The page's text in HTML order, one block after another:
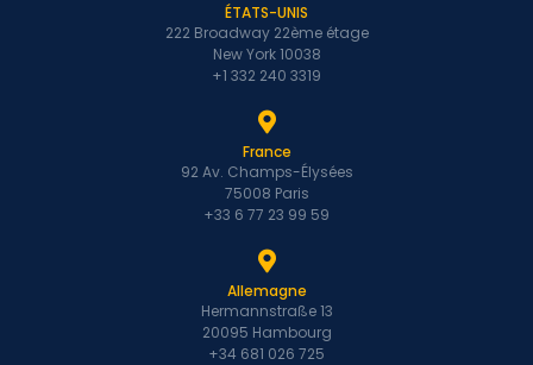
ÉTATS-UNIS
222 Broadway 22ème étage
New York 10038
+1 332 240 3319
France
92 Av. Champs-Élysées
75008 Paris
+33 6 77 23 99 59
Allemagne
Hermannstraße 13
20095 Hambourg
+34 681 026 725